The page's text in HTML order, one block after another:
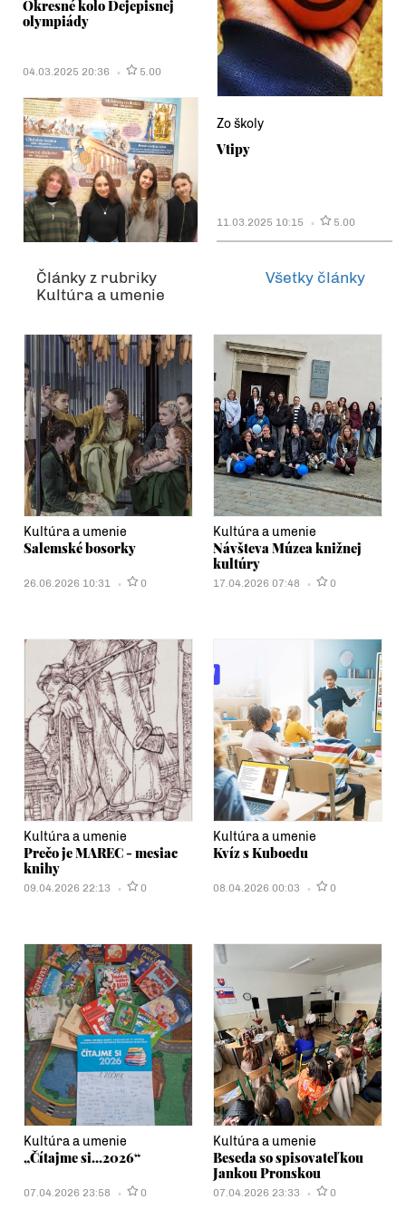
Okresné kolo Dejepisnej
olympiády
04.03.2025 20:36 5.00
Zo školy
Vtipy
11.03.2025 10:15 5.00
Články z rubriky
Kultúra a umenie
Všetky články
Kultúra a umenie
Salemské bosorky
26.06.2026 10:31 0
Kultúra a umenie
Návšteva Múzea knižnej
kultúry
17.04.2026 07:48 0
Kultúra a umenie
Prečo je MAREC - mesiac
knihy
09.04.2026 22:13 0
Kultúra a umenie
Kvíz s Kuboedu
08.04.2026 00:03 0
Kultúra a umenie
„Čítajme si...2026“
07.04.2026 23:58 0
Kultúra a umenie
Beseda so spisovateľkou
Jankou Pronskou
07.04.2026 23:33 0